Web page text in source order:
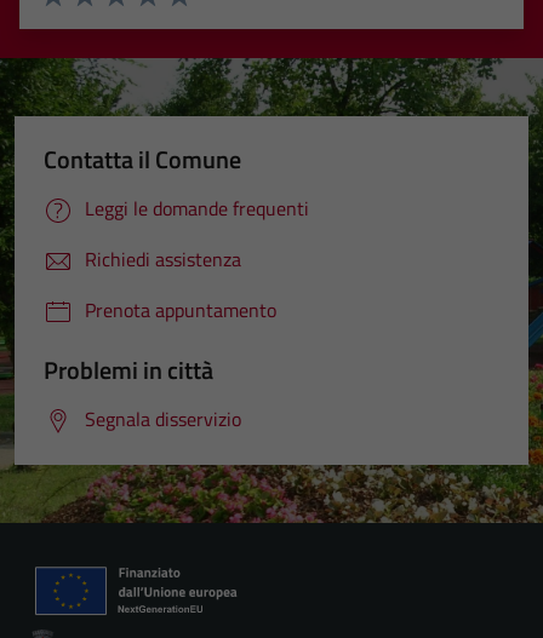
Valuta 5 stelle su 5
Valuta 4 stelle su 5
Valuta 3 stelle su 5
Valuta 2 stelle su 5
Valuta 1 stelle su 5
Contatta il Comune
Leggi le domande frequenti
Richiedi assistenza
Prenota appuntamento
Problemi in città
Segnala disservizio